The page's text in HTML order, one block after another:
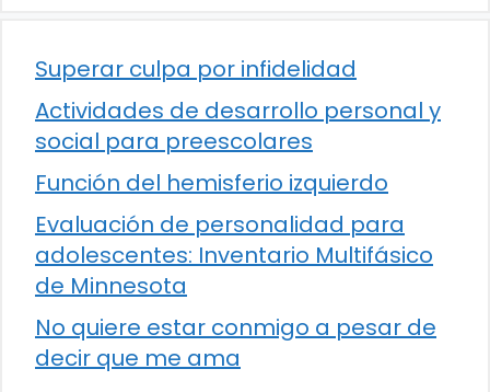
Superar culpa por infidelidad
Actividades de desarrollo personal y
social para preescolares
Función del hemisferio izquierdo
Evaluación de personalidad para
adolescentes: Inventario Multifásico
de Minnesota
No quiere estar conmigo a pesar de
decir que me ama